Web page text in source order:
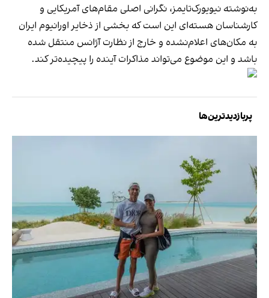
به‌نوشته نیویورک‌تایمز، نگرانی اصلی مقام‌های آمریکایی و
کارشناسان هسته‌ای این است که بخشی از ذخایر اورانیوم ایران
به مکان‌های اعلام‌نشده و خارج از نظارت آژانس منتقل شده
باشد و این موضوع می‌تواند مذاکرات آینده را پیچیده‌تر کند.
پربازدیدترین‌ها